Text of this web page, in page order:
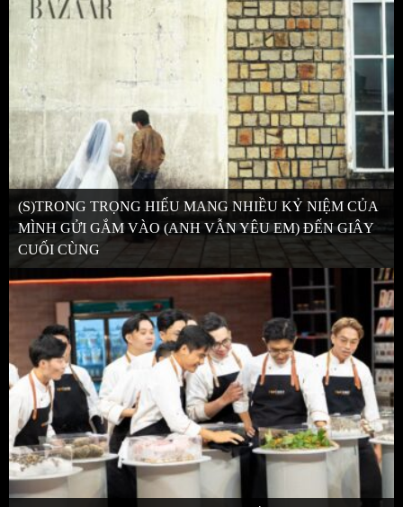
(S)TRONG TRỌNG HIẾU MANG NHIỀU KỶ NIỆM CỦA
MÌNH GỬI GẮM VÀO (ANH VẪN YÊU EM) ĐẾN GIÂY
CUỐI CÙNG